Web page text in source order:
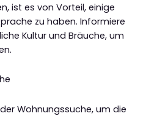
ist es von Vorteil, einige
zu haben. Informiere
Kultur und Bräuche, um
Wohnungssuche, um die